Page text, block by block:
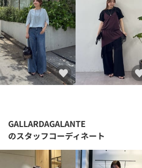
GALLARDAGALANTE
のスタッフコーディネート